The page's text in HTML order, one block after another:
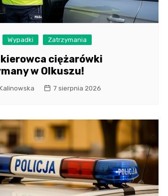
Wypadki Zatrzymania
ciężarówki
w Olkuszu!
7 sierpnia 2026